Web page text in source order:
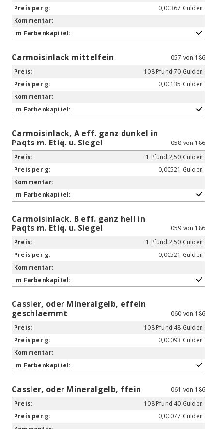
0,00367 Gulden
Carmoisinlack mittelfein
057 von 186
108 Pfund 70 Gulden
0,00135 Gulden
Carmoisinlack, A eff. ganz dunkel in
Paqts m. Etiq. u. Siegel
058 von 186
1 Pfund 2,50 Gulden
0,00521 Gulden
Carmoisinlack, B eff. ganz hell in
Paqts m. Etiq. u. Siegel
059 von 186
1 Pfund 2,50 Gulden
0,00521 Gulden
Cassler, oder Mineralgelb, effein
geschlaemmt
060 von 186
108 Pfund 48 Gulden
0,00093 Gulden
Cassler, oder Mineralgelb, ffein
061 von 186
108 Pfund 40 Gulden
0,00077 Gulden